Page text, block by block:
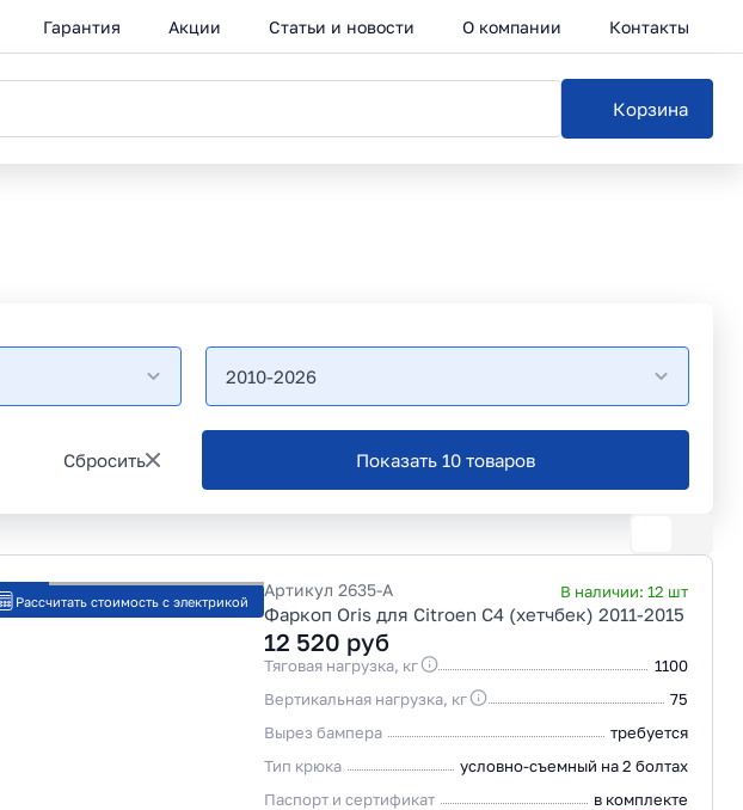
Гарантия Акции Статьи и новости О компании Контакты
Корзина
2010-2026
Сбросить Показать 10 товаров
Рассчитать стоимость с электрикой
Артикул 2635-A В наличии: 12 шт
Фаркоп Oris для Citroen C4 (хетчбек) 2011-2015
12 520 руб
Тяговая нагрузка, кг
1100
Вертикальная нагрузка, кг
75
Вырез бампера
требуется
Тип крюка
условно-съемный на 2 болтах
Паспорт и сертификат
в комплекте